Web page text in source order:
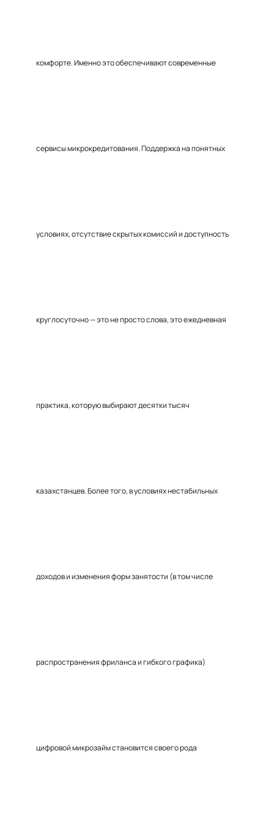
комфорте. Именно это обеспечивают современные
сервисы микрокредитования. Поддержка на понятных
условиях, отсутствие скрытых комиссий и доступность
круглосуточно — это не просто слова, это ежедневная
практика, которую выбирают десятки тысяч
казахстанцев. Более того, в условиях нестабильных
доходов и изменения форм занятости (в том числе
распространения фриланса и гибкого графика)
цифровой микрозайм становится своего рода